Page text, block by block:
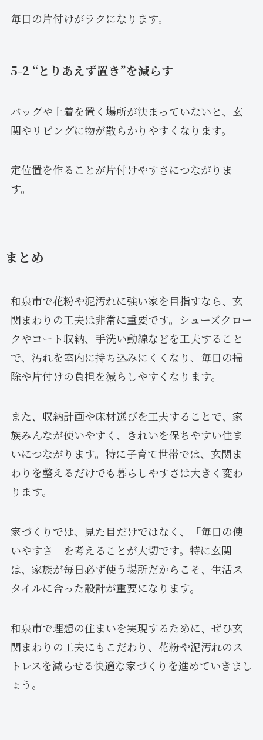
毎日の片付けがラクになります。
5-2 “とりあえず置き”を減らす
バッグや上着を置く場所が決まっていないと、玄
関やリビングに物が散らかりやすくなります。
定位置を作ることが片付けやすさにつながりま
す。
まとめ
和泉市で花粉や泥汚れに強い家を目指すなら、玄
関まわりの工夫は非常に重要です。シューズクロー
クやコート収納、手洗い動線などを工夫すること
で、汚れを室内に持ち込みにくくなり、毎日の掃
除や片付けの負担を減らしやすくなります。
また、収納計画や床材選びを工夫することで、家
族みんなが使いやすく、きれいを保ちやすい住ま
いにつながります。特に子育て世帯では、玄関ま
わりを整えるだけでも暮らしやすさは大きく変わ
ります。
家づくりでは、見た目だけではなく、「毎日の使
いやすさ」を考えることが大切です。特に玄関
は、家族が毎日必ず使う場所だからこそ、生活ス
タイルに合った設計が重要になります。
和泉市で理想の住まいを実現するために、ぜひ玄
関まわりの工夫にもこだわり、花粉や泥汚れのス
トレスを減らせる快適な家づくりを進めていきまし
ょう。